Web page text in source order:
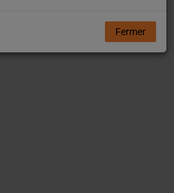
Fermer